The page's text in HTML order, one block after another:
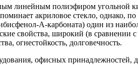
линейным полиэфиром угольной
акриловое стекло, однако,
А-карбоната) один из
свойства, широкий (в
огнестойкость, долговечность.
офисных принадлежностей,